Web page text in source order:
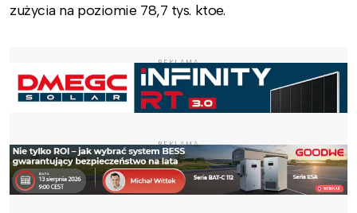
zużycia na poziomie 78,7 tys. ktoe.
REKLAMA
REKLAMA